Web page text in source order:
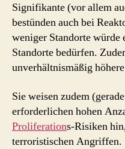
Signifikante (vor allem
bestünden auch bei
weniger Standorte würde
Standorte bedürfen.
unverhältnismäßig
Sie weisen zudem
erforderlichen hohen
Proliferations-Risiken
terroristischen Angriffen.